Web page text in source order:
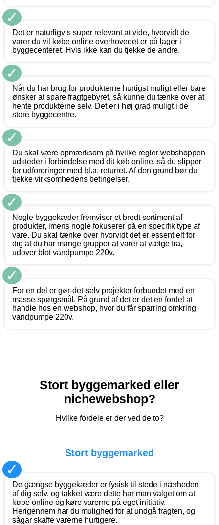
✓
Det er naturligvis super relevant at vide, hvorvidt de
varer du vil købe online overhovedet er på lager i
byggecenteret. Hvis ikke kan du tjekke de andre.
✓
Når du har brug for produkterne hurtigst muligt eller bare
ønsker at spare fragtgebyret, så kunne du tænke over at
hente produkterne selv. Det er i høj grad muligt i de
store byggecentre.
✓
Du skal være opmærksom på hvilke regler webshoppen
udsteder i forbindelse med dit køb online, så du slipper
for udfordringer med bl.a. returret. Af den grund bør du
tjekke virksomhedens betingelser.
✓
Nogle byggekæder fremviser et bredt sortiment af
produkter, imens nogle fokuserer på en specifik type af
vare. Du skal tænke over hvorvidt det er essentielt for
dig at du har mange grupper af varer at vælge fra,
udover blot vandpumpe 220v.
✓
For en del er gør-det-selv projekter forbundet med en
masse spørgsmål. På grund af det er det en fordel at
handle hos en webshop, hvor du får sparring omkring
vandpumpe 220v.
Stort byggemarked eller
nichewebshop?
Hvilke fordele er der ved de to?
Stort byggemarked
✓
De gængse byggekæder er fysisk til stede i nærheden
af dig selv, og takket være dette har man valget om at
købe online og køre varerne på eget initiativ.
Herigennem har du mulighed for at undgå fragten, og
sågar skaffe varerne hurtigere.